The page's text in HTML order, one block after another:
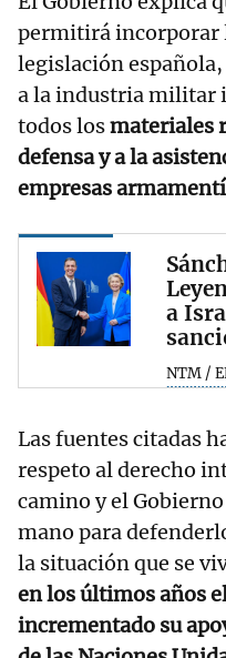
permitirá incorporar
legislación
a la industria militar
todos losmateriales
defensa y a la
empresas
a
NTM /
Las fuentes citadas
respeto al derecho
camino y el
mano para
la situación que se
en los últimos años
incrementado su